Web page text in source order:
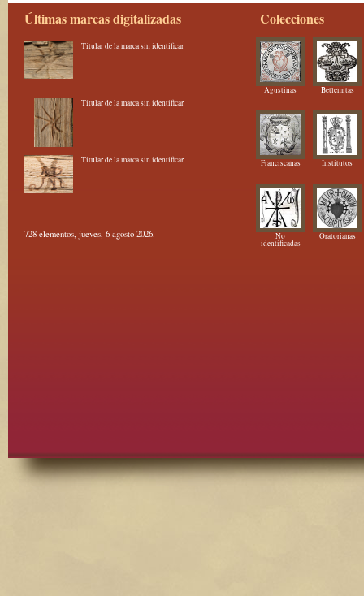
Últimas marcas digitalizadas
Titular de la marca sin identificar
Titular de la marca sin identificar
Titular de la marca sin identificar
728 elementos, jueves, 6 agosto 2026.
Colecciones
Agustinas Betlemitas
Franciscanas Institutos
No
identificadas
Oratorianas